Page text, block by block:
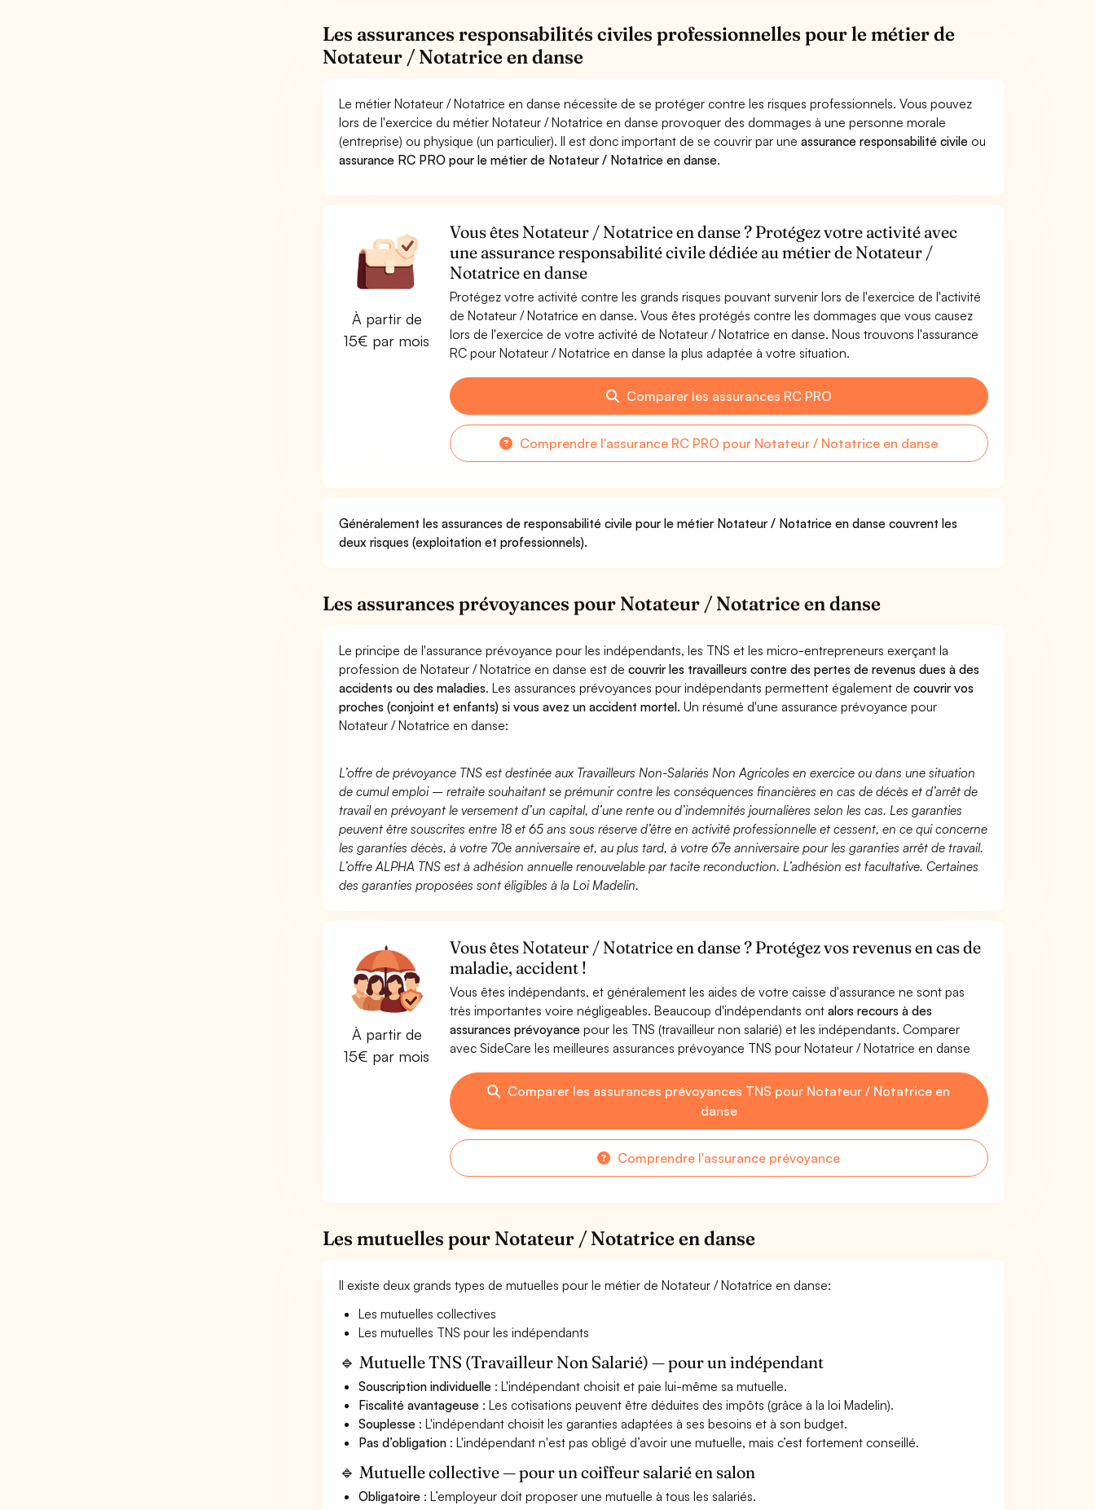
Les assurances responsabilités civiles professionnelles pour le métier de
Notateur / Notatrice en danse
Le métier Notateur / Notatrice en danse nécessite de se protéger contre les risques professionnels. Vous pouvez
lors de l'exercice du métier Notateur / Notatrice en danse provoquer des dommages à une personne morale
(entreprise) ou physique (un particulier). Il est donc important de se couvrir par uneassurance responsabilité civile ou
assurance RC PRO pour le métier de Notateur / Notatrice en danse.
À partir de
15€ par mois
Vous êtes Notateur / Notatrice en danse ? Protégez votre activité avec
une assurance responsabilité civile dédiée au métier de Notateur /
Notatrice en danse
Protégez votre activité contre les grands risques pouvant survenir lors de l'exercice de l'activité
de Notateur / Notatrice en danse. Vous êtes protégés contre les dommages que vous causez
lors de l'exercice de votre activité de Notateur / Notatrice en danse. Nous trouvons l'assurance
RC pour Notateur / Notatrice en danse la plus adaptée à votre situation.
Comparer les assurances RC PRO
Comprendre l'assurance RC PRO pour Notateur / Notatrice en danse
Généralement les assurances de responsabilité civile pour le métier Notateur / Notatrice en danse couvrent les
deux risques (exploitation et professionnels).
Les assurances prévoyances pour Notateur / Notatrice en danse
Le principe de l'assurance prévoyance pour les indépendants, les TNS et les micro-entrepreneurs exerçant la
profession de Notateur / Notatrice en danse est decouvrir les travailleurs contre des pertes de revenus dues à des
accidents ou des maladies. Les assurances prévoyances pour indépendants permettent également decouvrir vos
proches (conjoint et enfants) si vous avez un accident mortel. Un résumé d'une assurance prévoyance pour
Notateur / Notatrice en danse:
L’offre de prévoyance TNS est destinée aux Travailleurs Non-Salariés Non Agricoles en exercice ou dans une situation
de cumul emploi – retraite souhaitant se prémunir contre les conséquences financières en cas de décès et d’arrêt de
travail en prévoyant le versement d’un capital, d’une rente ou d’indemnités journalières selon les cas. Les garanties
peuvent être souscrites entre 18 et 65 ans sous réserve d’être en activité professionnelle et cessent, en ce qui concerne
les garanties décès, à votre 70e anniversaire et, au plus tard, à votre 67e anniversaire pour les garanties arrêt de travail.
L’offre ALPHA TNS est à adhésion annuelle renouvelable par tacite reconduction. L’adhésion est facultative. Certaines
des garanties proposées sont éligibles à la Loi Madelin.
À partir de
15€ par mois
Vous êtes Notateur / Notatrice en danse ? Protégez vos revenus en cas de
maladie, accident !
Vous êtes indépendants, et généralement les aides de votre caisse d'assurance ne sont pas
très importantes voire négligeables. Beaucoup d'indépendants ont alors recours à des
assurances prévoyancepour les TNS (travailleur non salarié) et les indépendants. Comparer
avec SideCare les meilleures assurances prévoyance TNS pour Notateur / Notatrice en danse
Comparer les assurances prévoyances TNS pour Notateur / Notatrice en
danse
Comprendre l'assurance prévoyance
Les mutuelles pour Notateur / Notatrice en danse
Il existe deux grands types de mutuelles pour le métier de Notateur / Notatrice en danse:
Les mutuelles collectives
Les mutuelles TNS pour les indépendants
🔹 Mutuelle TNS (Travailleur Non Salarié) — pour un indépendant
Souscription individuelle : L'indépendant choisit et paie lui-même sa mutuelle.
Fiscalité avantageuse : Les cotisations peuvent être déduites des impôts (grâce à la loi Madelin).
Souplesse : L'indépendant choisit les garanties adaptées à ses besoins et à son budget.
Pas d’obligation : L'indépendant n'est pas obligé d’avoir une mutuelle, mais c’est fortement conseillé.
🔹 Mutuelle collective — pour un coiffeur salarié en salon
Obligatoire : L’employeur doit proposer une mutuelle à tous les salariés.